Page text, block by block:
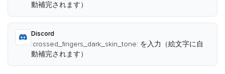
動補完されます）
Discord
:crossed_fingers_dark_skin_tone: を入力（絵文字に自
動補完されます）